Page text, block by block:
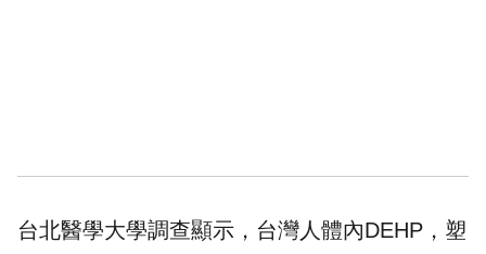
台北醫學大學調查顯示，台灣人體內DEHP，塑